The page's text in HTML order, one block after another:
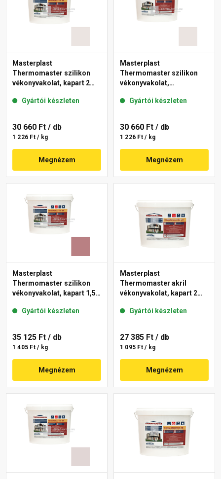
Masterplast
Thermomaster szilikon
vékonyvakolat, kapart 2
Gyártói készleten
30 660 Ft / db
1 226 Ft / kg
Megnézem
Masterplast
Thermomaster szilikon
vékonyvakolat,
49-F 25 kg
Gyártói készleten
30 660 Ft / db
1 226 Ft / kg
Megnézem
Masterplast
Thermomaster szilikon
vékonyvakolat, kapart 1,5
Gyártói készleten
35 125 Ft / db
1 405 Ft / kg
Megnézem
Masterplast
Thermomaster akril
vékonyvakolat, kapart 2
Gyártói készleten
27 385 Ft / db
1 095 Ft / kg
Megnézem